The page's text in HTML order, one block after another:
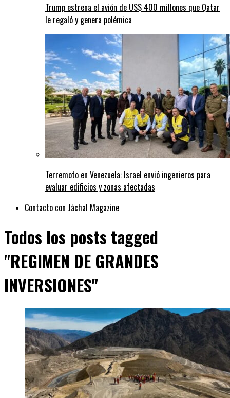
Trump estrena el avión de US$ 400 millones que Qatar
le regaló y genera polémica
Terremoto en Venezuela: Israel envió ingenieros para
evaluar edificios y zonas afectadas
Contacto con Jáchal Magazine
Todos los posts tagged
"REGIMEN DE GRANDES
INVERSIONES"